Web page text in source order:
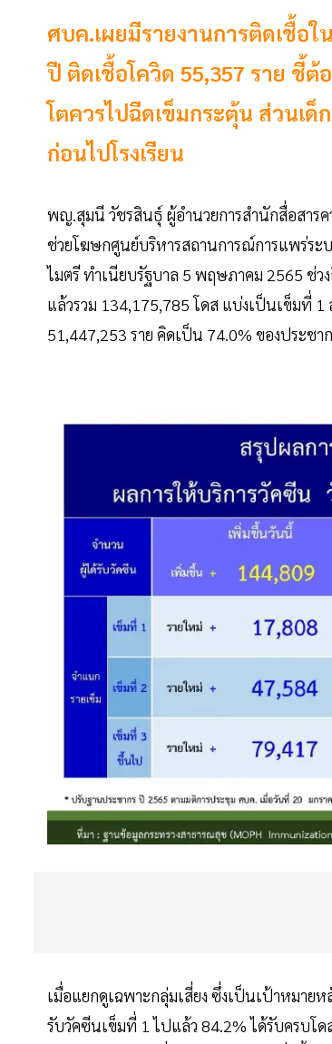
ศบค.เผยมีรายงานการติดเชื้อใ
ปี ติดเชื้อโควิด 55,357 ราย ชี้ต้
โตควรไปฉีดเข็มกระตุ้น ส่วนเด็
ก่อนไปโรงเรียน
พญ.สุมนี วัชรสินธุ์ ผู้อำนวยการสำนักสื่อสาร
ช่วยโฆษกศูนย์บริหารสถานการณ์การแพร่ระ
ไมตรี ทำเนียบรัฐบาล 5 พฤษภาคม 2565 ช่ว
แล้วรวม 134,175,785 โดส แบ่งเป็นเข็มที่
51,447,253 ราย คิดเป็น 74.0% ของประช
เมื่อแยกดูเฉพาะกลุ่มเสี่ยง ซึ่งเป็นเป้าหมา
รับวัคซีนเข็มที่ 1 ไปแล้ว 84.2% ได้รับครบโ